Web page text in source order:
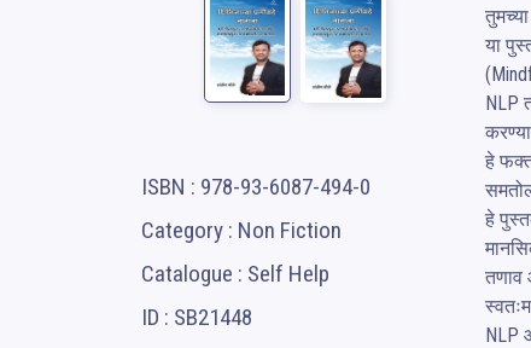
ISBN : 978-93-6087-494-0
Category : Non Fiction
Catalogue : Self Help
ID : SB21448
या
NLP
हे
हे
तणाव
NLP